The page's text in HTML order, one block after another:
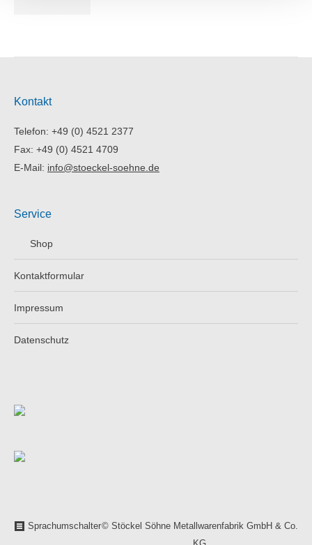
Kontakt
Telefon: +49 (0) 4521 2377
Fax: +49 (0) 4521 4709
E-Mail: info@stoeckel-soehne.de
Service
Shop
Kontaktformular
Impressum
Datenschutz
Sprachumschalter© Stöckel Söhne Metallwarenfabrik GmbH & Co.